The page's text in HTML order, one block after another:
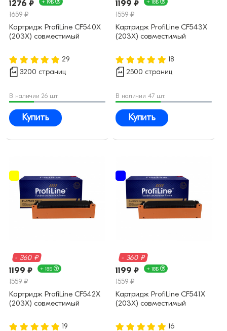
1276 ₽ + 19Б
1659 ₽
Картридж ProfiLine CF540X
(203X) совместимый
29
3200 страниц
В наличии 26 шт.
Купить
1199 ₽ + 18Б
1559 ₽
Картридж ProfiLine CF543X
(203X) совместимый
18
2500 страниц
В наличии 47 шт.
Купить
- 360 ₽
1199 ₽ + 18Б
1559 ₽
Картридж ProfiLine CF542X
(203X) совместимый
19
- 360 ₽
1199 ₽ + 18Б
1559 ₽
Картридж ProfiLine CF541X
(203X) совместимый
16